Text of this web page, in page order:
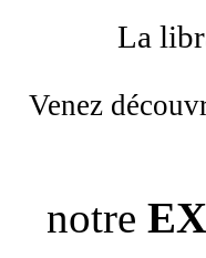
La
Venez
notre